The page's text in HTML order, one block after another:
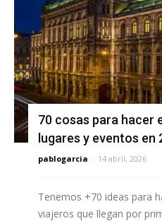
70 cosas para hacer
lugares y eventos en
pablogarcia - 14 abril, 2026
Tenemos +70 ideas para
viajeros que llegan por